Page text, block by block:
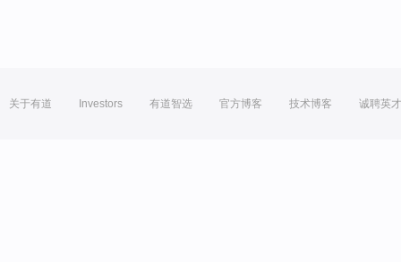
关于有道 Investors 有道智选 官方博客 技术博客 诚聘英才